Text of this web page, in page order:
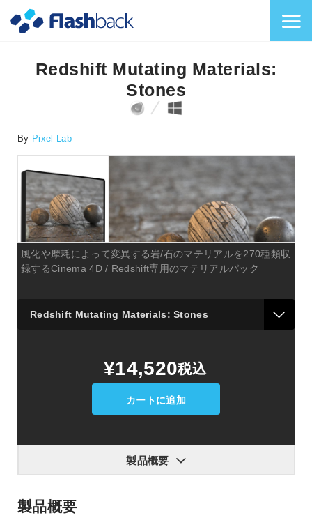
Redshift Mutating Materials:
Stones
対応プラットフォーム 対応OS
By Pixel Lab
風化や摩耗によって変異する岩/石のマテリアルを270種類収
録するCinema 4D / Redshift専用のマテリアルパック
¥14,520税込
カートに追加
製品概要
製品概要